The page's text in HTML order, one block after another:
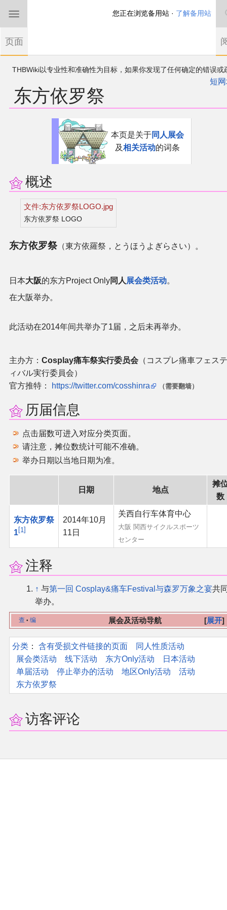
THBWiki以专业性和准确性为目标，如果你发现了任何确定的错误或
如果您是第一次来到这里，请点击右上角注册一
有任何意见、建议、求助、反馈都可以在
短
东方依罗祭
本页是关于同人展会
及相关活动的词条
概述
文件:东方依罗祭LOGO.jpg
东方依罗祭 LOGO
东方依罗祭（東方依羅祭，とうほうよぎらさい）。
日本大阪的东方Project Only同人 展会类活动。
在大阪举办。
此活动在2014年间共举办了1届，之后未再举办。
主办方： Cosplay痛车祭实行委员会 （コスプレ痛車フェステ
ィバル実行委員会）
官方推特：
https://twitter.com/cosshinra （需要翻墙）
历届信息
点击届数可进入对应分类页面。
请注意，摊位数统计可能不准确。
举办日期以当地日期为准。
日期 地点
摊
数
东方依罗祭
1 1
2014年10月
11日
关西自行车体育中心
大阪 関西サイクルスポーツ
センター
注释
↑ 与第一回 Cosplay&痛车Festival与森罗万象之宴共
举办。
展开
查 • 编 展会及活动导航
分类 ：​ 含有受损文件链接的页面
同人性质活动
展会类活动
线下活动 东方Only活动
日本活动
单届活动
停止举办的活动 地区Only活动
活动
东方依罗祭
访客评论
您正在浏览备用站 · 了解备用站
页面
首页
东方Project
东方同人规约
沙盒（建议使用）
讨论板
加入我们
官方音乐
公式资料
东方相关活动
其他相关项目
二次创作与活动
展会作品列表
商业二次创作
同人二次创作
同人社团列表
同人志分类
同人专辑分类
同人软件列表
同人角色列表